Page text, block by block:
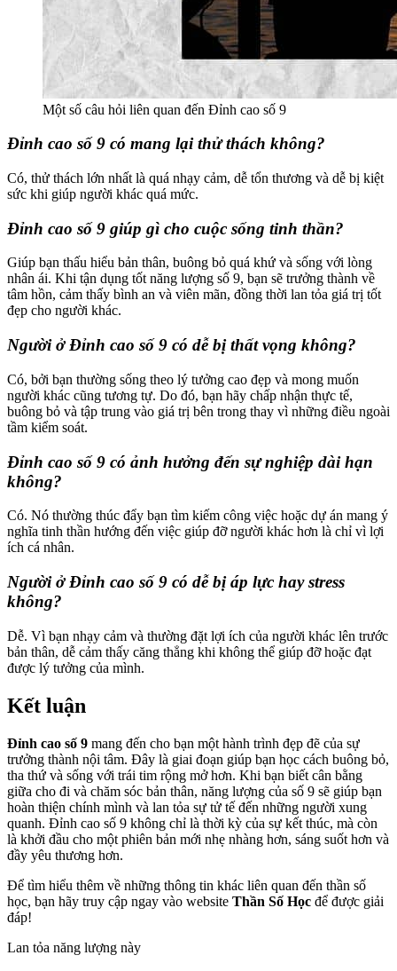
Một số câu hỏi liên quan đến Đỉnh cao số 9
Đỉnh cao số 9 có mang lại thử thách không?
Có, thử thách lớn nhất là quá nhạy cảm, dễ tổn thương và dễ bị kiệt
sức khi giúp người khác quá mức.
Đỉnh cao số 9 giúp gì cho cuộc sống tinh thần?
Giúp bạn thấu hiểu bản thân, buông bỏ quá khứ và sống với lòng
nhân ái. Khi tận dụng tốt năng lượng số 9, bạn sẽ trưởng thành về
tâm hồn, cảm thấy bình an và viên mãn, đồng thời lan tỏa giá trị tốt
đẹp cho người khác.
Người ở Đỉnh cao số 9 có dễ bị thất vọng không?
Có, bởi bạn thường sống theo lý tưởng cao đẹp và mong muốn
người khác cũng tương tự. Do đó, bạn hãy chấp nhận thực tế,
buông bỏ và tập trung vào giá trị bên trong thay vì những điều ngoài
tầm kiểm soát.
Đỉnh cao số 9 có ảnh hưởng đến sự nghiệp dài hạn
không?
Có. Nó thường thúc đẩy bạn tìm kiếm công việc hoặc dự án mang ý
nghĩa tinh thần hướng đến việc giúp đỡ người khác hơn là chỉ vì lợi
ích cá nhân.
Người ở Đỉnh cao số 9 có dễ bị áp lực hay stress
không?
Dễ. Vì bạn nhạy cảm và thường đặt lợi ích của người khác lên trước
bản thân, dễ cảm thấy căng thẳng khi không thể giúp đỡ hoặc đạt
được lý tưởng của mình.
Kết luận
Đỉnh cao số 9 mang đến cho bạn một hành trình đẹp đẽ của sự
trưởng thành nội tâm. Đây là giai đoạn giúp bạn học cách buông bỏ,
tha thứ và sống với trái tim rộng mở hơn. Khi bạn biết cân bằng
giữa cho đi và chăm sóc bản thân, năng lượng của số 9 sẽ giúp bạn
hoàn thiện chính mình và lan tỏa sự tử tế đến những người xung
quanh. Đỉnh cao số 9 không chỉ là thời kỳ của sự kết thúc, mà còn
là khởi đầu cho một phiên bản mới nhẹ nhàng hơn, sáng suốt hơn và
đầy yêu thương hơn.
Để tìm hiểu thêm về những thông tin khác liên quan đến thần số
học, bạn hãy truy cập ngay vào website Thần Số Học để được giải
đáp!
Lan tỏa năng lượng này